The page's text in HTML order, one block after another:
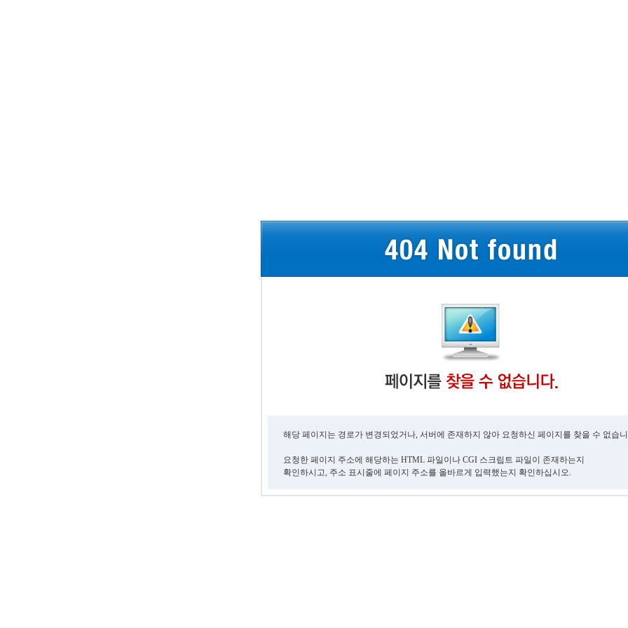
해당 페이지는 경로가 변경되었거나, 서버에 존재하지 않아 요청하신 페이지를 찾을 수 없습
요청한 페이지 주소에 해당하는 HTML 파일이나 CGI 스크립트 파일이 존재하는지
확인하시고, 주소 표시줄에 페이지 주소를 올바르게 입력했는지 확인하십시오.